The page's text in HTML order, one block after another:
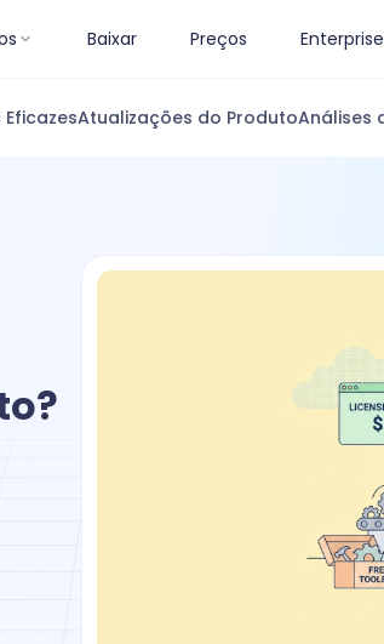
Baixar Preços Enterprise
Atualizações do ProdutoAnálises